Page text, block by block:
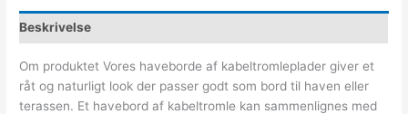
Beskrivelse
Om produktet Vores haveborde af kabeltromleplader giver et
råt og naturligt look der passer godt som bord til haven eller
terassen. Et havebord af kabeltromle kan sammenlignes med